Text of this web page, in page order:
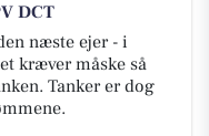
DCT
næste ejer - i
kræver måske så
Tanker er dog